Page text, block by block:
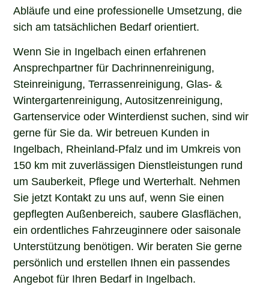
Abläufe und eine professionelle Umsetzung, die
sich am tatsächlichen Bedarf orientiert.
Wenn Sie in Ingelbach einen erfahrenen
Ansprechpartner für Dachrinnenreinigung,
Steinreinigung, Terrassenreinigung, Glas- &
Wintergartenreinigung, Autositzenreinigung,
Gartenservice oder Winterdienst suchen, sind wir
gerne für Sie da. Wir betreuen Kunden in
Ingelbach, Rheinland-Pfalz und im Umkreis von
150 km mit zuverlässigen Dienstleistungen rund
um Sauberkeit, Pflege und Werterhalt. Nehmen
Sie jetzt Kontakt zu uns auf, wenn Sie einen
gepflegten Außenbereich, saubere Glasflächen,
ein ordentliches Fahrzeuginnere oder saisonale
Unterstützung benötigen. Wir beraten Sie gerne
persönlich und erstellen Ihnen ein passendes
Angebot für Ihren Bedarf in Ingelbach.